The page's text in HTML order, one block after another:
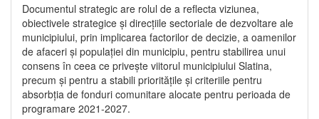
Documentul strategic are rolul de a reflecta viziunea,
obiectivele strategice și direcțiile sectoriale de dezvoltare ale
municipiului, prin implicarea factorilor de decizie, a oamenilor
de afaceri și populației din municipiu, pentru stabilirea unui
consens în ceea ce privește viitorul municipiului Slatina,
precum și pentru a stabili prioritățile și criteriile pentru
absorbția de fonduri comunitare alocate pentru perioada de
programare 2021-2027.